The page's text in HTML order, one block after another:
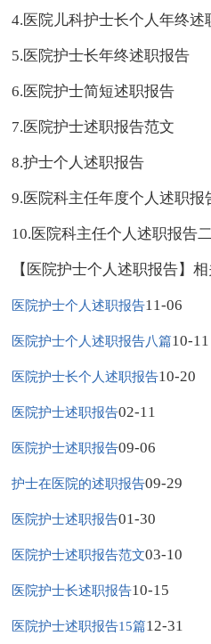
4.医院儿科护士长个人年终述
5.医院护士长年终述职报告
6.医院护士简短述职报告
7.医院护士述职报告范文
8.护士个人述职报告
9.医院科主任年度个人述职报
10.医院科主任个人述职报告二
【医院护士个人述职报告】相
医院护士个人述职报告11-06
医院护士个人述职报告八篇10-11
医院护士长个人述职报告10-20
医院护士述职报告02-11
医院护士述职报告09-06
护士在医院的述职报告09-29
医院护士述职报告01-30
医院护士述职报告范文03-10
医院护士长述职报告10-15
医院护士述职报告15篇12-31